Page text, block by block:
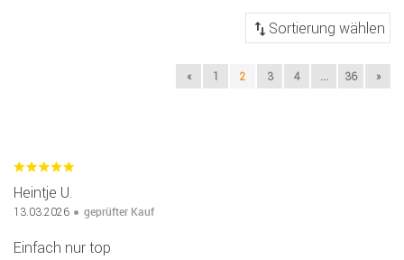
« 1 2 3 4 ... 36 »
Heintje U.
13.03.2026 geprüfter Kauf
Einfach nur top